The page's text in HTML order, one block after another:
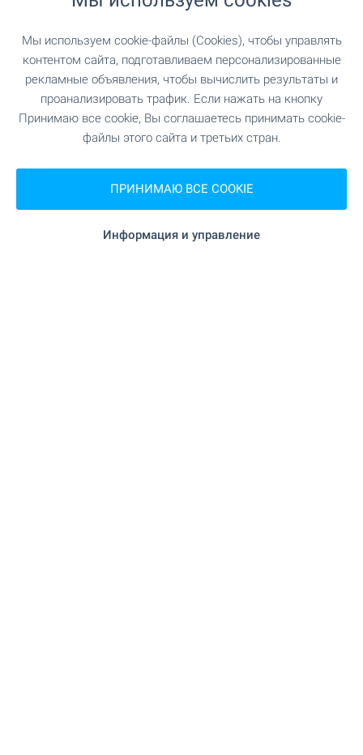
Банк"UniCredit Bulbank" 429 м (6 мин.)
Банк "UniCredit Bulbank" 429 м (6 мин.)
Аптека "Фрамар" 51 м (1 мин.)
"Speedy" 97 м (2 мин.)
"Speedy" 294 м (4 мин.)
Мы используем cookie-файлы (Cookies), чтобы управлять
контентом сайта, подготавливаем персонализированные
рекламные объявления, чтобы вычислить результаты и
проанализировать трафик. Если нажать на кнопку
Принимаю все cookie, Вы соглашаетесь принимать cookie-
файлы этого сайта и третьих стран.
ПРИНИМАЮ ВСЕ COOKIE
Информация и управление